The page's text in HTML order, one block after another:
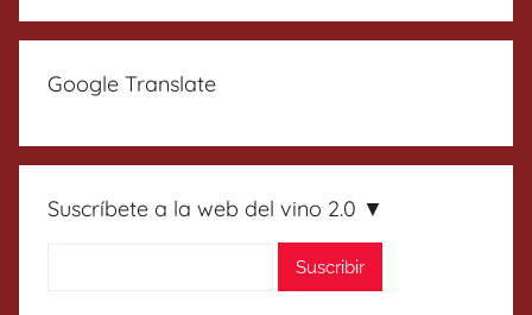
Google Translate
Suscríbete a la web del vino 2.0 ▼